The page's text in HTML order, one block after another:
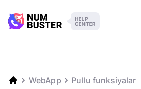
WebApp Pullu funksiyalar